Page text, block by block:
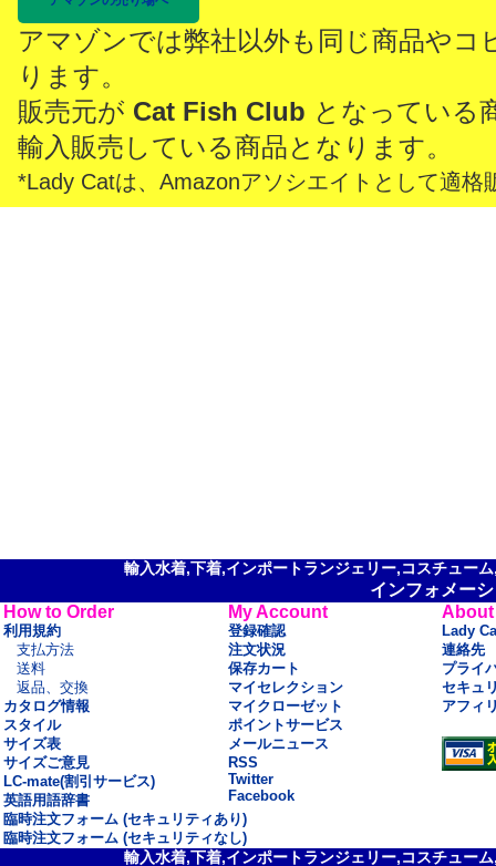
アマゾンでは弊社以外も同じ商品やコ
ります。
販売元が Cat Fish Club となっている
輸入販売している商品となります。
*Lady Catは、Amazonアソシエイトとして適格
輸入水着,下着,インポートランジェリー,コスチュー
インフォメー
How to Order
利用規約
支払方法
送料
返品、交換
カタログ情報
スタイル
サイズ表
サイズご意見
LC-mate(割引サービス)
英語用語辞書
My Account
登録確認
注文状況
保存カート
マイセレクション
マイクローゼット
ポイントサービス
メールニュース
RSS
Twitter
Facebook
About
Lady
連絡先
プライ
セキュ
アフィ
臨時注文フォーム (セキュリティあり)
臨時注文フォーム (セキュリティなし)
輸入水着,下着,インポートランジェリー,コスチュー